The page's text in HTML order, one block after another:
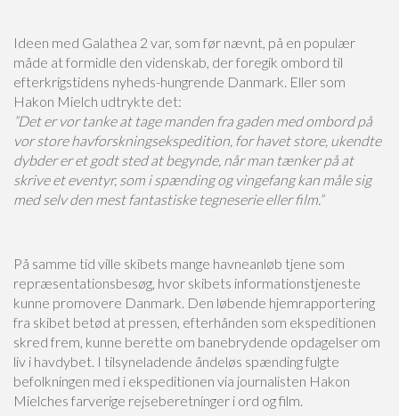
Ideen med Galathea 2 var, som før nævnt, på en populær
måde at formidle den videnskab, der foregik ombord til
efterkrigstidens nyheds-hungrende Danmark. Eller som
Hakon Mielch udtrykte det:
”Det er vor tanke at tage manden fra gaden med ombord på
vor store havforskningsekspedition, for havet store, ukendte
dybder er et godt sted at begynde, når man tænker på at
skrive et eventyr, som i spænding og vingefang kan måle sig
med selv den mest fantastiske tegneserie eller film.”
Players who enjoy the thrill of betting real money need a casino that offers fair play,
process. Many platforms advertise attractive real-money games, but only a few
experience. To ensure the best gambling opportunities, players should explore
transparency, game fairness, and financial security. These casinos operate with
audits to confirm that their games are not manipulated. Additionally, they offer
including high-roller bonuses, cashback deals, and exclusive VIP perks. A
every transaction is processed safely and that winnings are paid out in a timely
reputation for real-money gaming allows players to focus on enjoying the action
delayed payouts.
På samme tid ville skibets mange havneanløb tjene som
repræsentationsbesøg, hvor skibets informationstjeneste
kunne promovere Danmark. Den løbende hjemrapportering
fra skibet betød at pressen, efterhånden som ekspeditionen
skred frem, kunne berette om banebrydende opdagelser om
liv i havdybet. I tilsyneladende åndeløs spænding fulgte
befolkningen med i ekspeditionen via journalisten Hakon
Mielches farverige rejseberetninger i ord og film.